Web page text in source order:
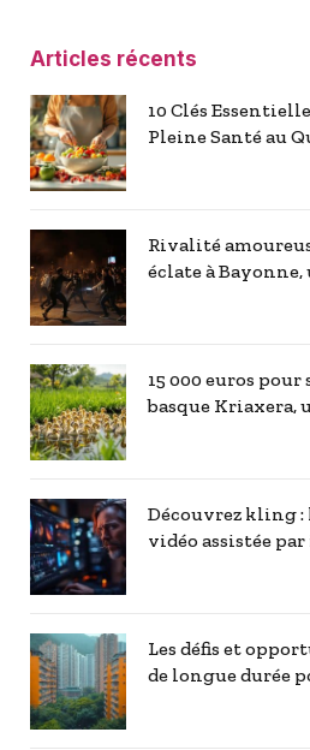
Articles récents
10 Clés
Pleine Santé au
Rivalité
éclate à Bayonne,
15 000 euros
basque Kriaxera,
Découvrez kling
vidéo assistée par
Les défis et
de longue durée